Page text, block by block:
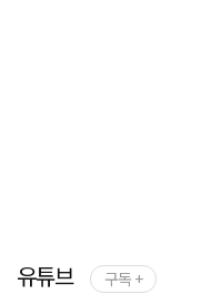
유튜브 구독 +